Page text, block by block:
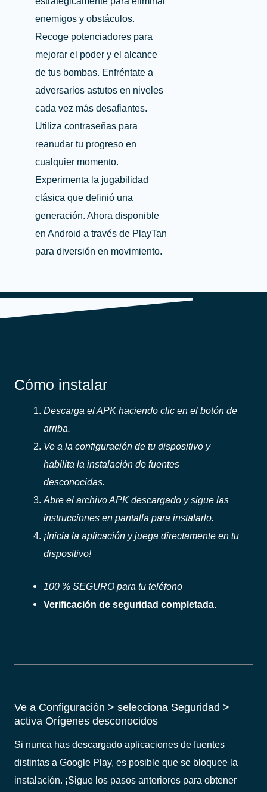
enemigos y obstáculos.
Recoge potenciadores para
mejorar el poder y el alcance
de tus bombas. Enfréntate a
adversarios astutos en niveles
cada vez más desafiantes.
Utiliza contraseñas para
reanudar tu progreso en
cualquier momento.
Experimenta la jugabilidad
clásica que definió una
generación. Ahora disponible
en Android a través de PlayTan
para diversión en movimiento.
Cómo instalar
Descarga el APK haciendo clic en el botón de
arriba.
Ve a la configuración de tu dispositivo y
habilita la instalación de fuentes
desconocidas.
Abre el archivo APK descargado y sigue las
instrucciones en pantalla para instalarlo.
¡Inicia la aplicación y juega directamente en tu
dispositivo!
100 % SEGURO para tu teléfono
Verificación de seguridad completada.
Ve a Configuración > selecciona Seguridad >
activa Orígenes desconocidos
Si nunca has descargado aplicaciones de fuentes
distintas a Google Play, es posible que se bloquee la
instalación. ¡Sigue los pasos anteriores para obtener